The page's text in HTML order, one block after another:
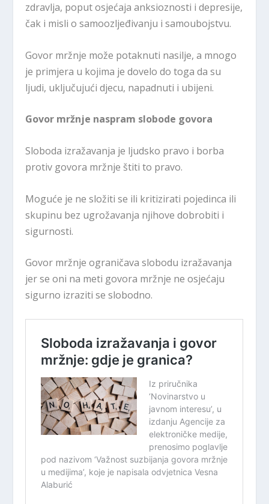
zdravlja, poput osjećaja anksioznosti i depresije,
čak i misli o samoozljeđivanju i samoubojstvu.
Govor mržnje može potaknuti nasilje, a mnogo
je primjera u kojima je dovelo do toga da su
ljudi, uključujući djecu, napadnuti i ubijeni.
Govor mržnje naspram slobode govora
Sloboda izražavanja je ljudsko pravo i borba
protiv govora mržnje štiti to pravo.
Moguće je ne složiti se ili kritizirati pojedinca ili
skupinu bez ugrožavanja njihove dobrobiti i
sigurnosti.
Govor mržnje ograničava slobodu izražavanja
jer se oni na meti govora mržnje ne osjećaju
sigurno izraziti se slobodno.